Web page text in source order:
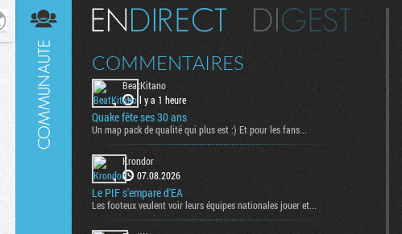
Digest
COMMENTAIRES
BeatKitano
il y a 1 heure
Quake fête ses 30 ans
Un map pack de qualité qui plus est :) Et pour les fans...
Krondor
07.08.2026
Le PIF s'empare d'EA
Les footeux veulent voir leurs équipes nationales jouer et...